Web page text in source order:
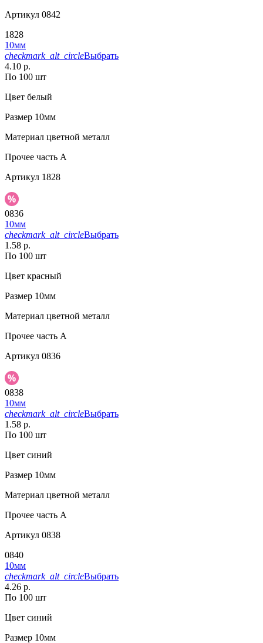
Артикул 0842
1828
10мм
checkmark_alt_circleВыбрать
4.10 р.
По 100 шт
Цвет белый
Размер 10мм
Материал цветной металл
Прочее часть A
Артикул 1828
0836
10мм
checkmark_alt_circleВыбрать
1.58 р.
По 100 шт
Цвет красный
Размер 10мм
Материал цветной металл
Прочее часть A
Артикул 0836
0838
10мм
checkmark_alt_circleВыбрать
1.58 р.
По 100 шт
Цвет синий
Размер 10мм
Материал цветной металл
Прочее часть A
Артикул 0838
0840
10мм
checkmark_alt_circleВыбрать
4.26 р.
По 100 шт
Цвет синий
Размер 10мм